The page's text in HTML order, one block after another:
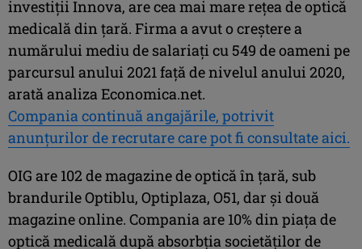
investiţii Innova, are cea mai mare reţea de optică
medicală din ţară. Firma a avut o creştere a
numărului mediu de salariaţi cu 549 de oameni pe
parcursul anului 2021 faţă de nivelul anului 2020,
arată analiza Economica.net.
Compania continuă angajările, potrivit
anunţurilor de recrutare care pot fi consultate aici.
OIG are 102 de magazine de optică în ţară, sub
brandurile Optiblu, Optiplaza, O51, dar şi două
magazine online. Compania are 10% din piaţa de
optică medicală după absorbţia societăţilor de